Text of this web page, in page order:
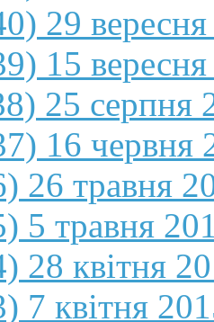
29
15
25 серпня
16 червня
26 травня
5 травня
28 квітня
7 квітня